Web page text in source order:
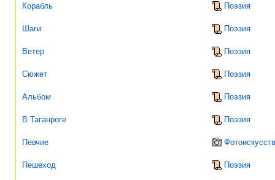
Корабль Поэзия
Шаги Поэзия
Ветер Поэзия
Сюжет Поэзия
Альбом Поэзия
В Таганроге Поэзия
Певчие
Пешеход Поэзия